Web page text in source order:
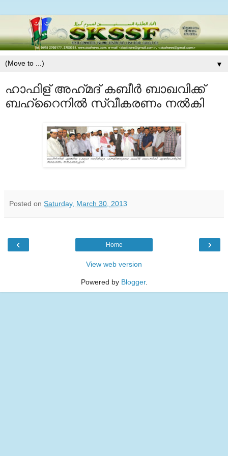
▼
ഹാഫിള്‌ അഹ്‌മദ്‌ കബീര്‍ ബാഖവിക്ക്‌
ബഹ്‌റൈനില്‍ സ്വീകരണം നല്‍കി
Posted on Saturday, March 30, 2013
‹ ›
Home
View web version
Powered by Blogger.